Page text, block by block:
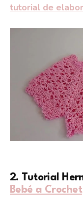
tutorial de
2. Tutorial
Bebé a Crochet